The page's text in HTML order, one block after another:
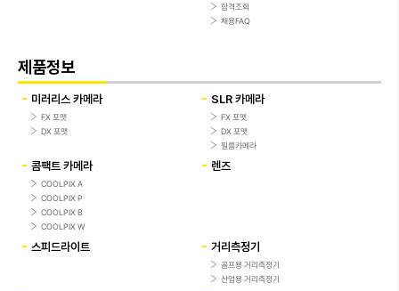
합격조회
채용FAQ
제품정보
미러리스 카메라
FX 포맷
DX 포맷
SLR 카메라
FX 포맷
DX 포맷
필름카메라
콤팩트 카메라
COOLPIX A
COOLPIX P
COOLPIX B
COOLPIX W
렌즈
스피드라이트 거리측정기
골프용 거리측정기
산업용 거리측정기